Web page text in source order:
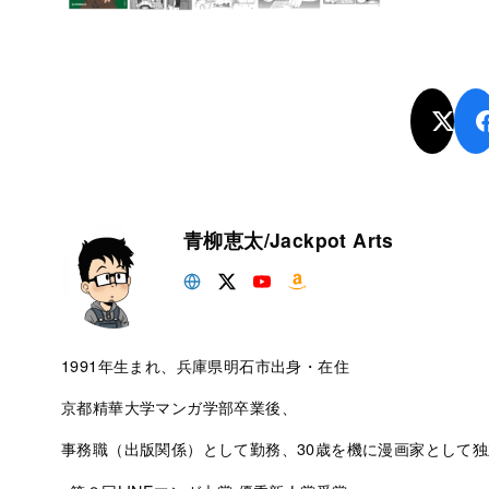
青柳恵太/Jackpot Arts
1991年生まれ、兵庫県明石市出身・在住
京都精華大学マンガ学部卒業後、
事務職（出版関係）として勤務、30歳を機に漫画家として